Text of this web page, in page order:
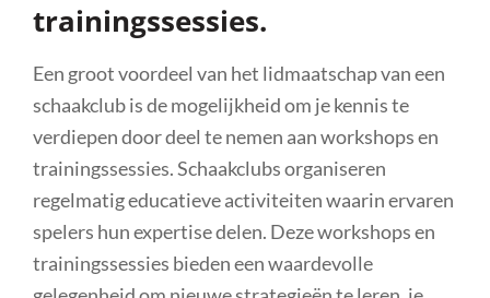
trainingssessies.
Een groot voordeel van het lidmaatschap van een
schaakclub is de mogelijkheid om je kennis te
verdiepen door deel te nemen aan workshops en
trainingssessies. Schaakclubs organiseren
regelmatig educatieve activiteiten waarin ervaren
spelers hun expertise delen. Deze workshops en
trainingssessies bieden een waardevolle